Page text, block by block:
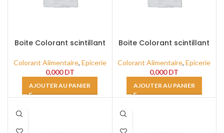
Boite Colorant scintillant
Colorant Alimentaire, Epicerie
0,000DT
AJOUTER AU PANIER
Boite Colorant scintillant
Colorant Alimentaire,Epicerie
0,000DT
AJOUTER AU PANIER